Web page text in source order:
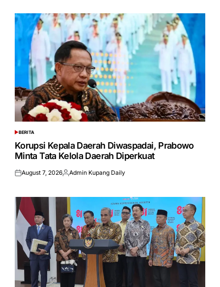
POSTED
IN
BERITA
Korupsi Kepala Daerah Diwaspadai, Prabowo
Minta Tata Kelola Daerah Diperkuat
Posted
August 7, 2026Posted
Admin Kupang Daily